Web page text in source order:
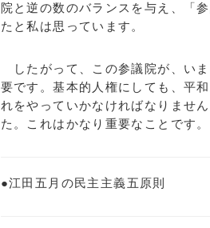
院と逆の数のバランスを与え、「
たと私は思っています。
したがって、この参議院が、い
要です。基本的人権にしても、平
れをやっていかなければなりませ
た。これはかなり重要なことです。
●江田五月の民主主義五原則